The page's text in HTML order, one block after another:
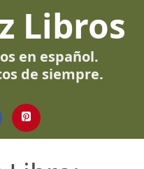
Libros
en español.
de siempre.